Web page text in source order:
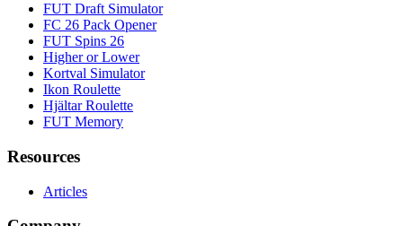
FUT Draft Simulator
FC 26 Pack Opener
FUT Spins 26
Higher or Lower
Kortval Simulator
Ikon Roulette
Hjältar Roulette
FUT Memory
Resources
Articles